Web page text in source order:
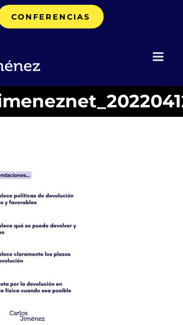
CONFERENCIAS